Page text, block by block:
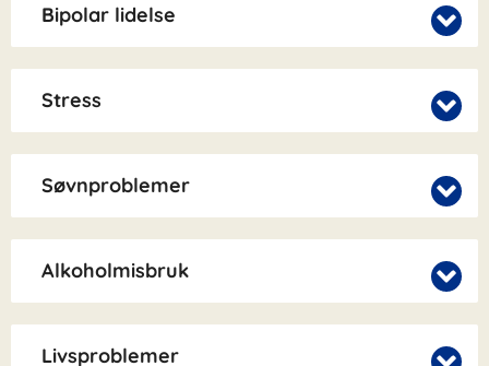
Bipolar lidelse
Stress
Søvnproblemer
Alkoholmisbruk
Livsproblemer